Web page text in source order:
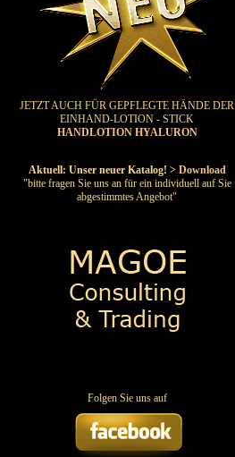
JETZT AUCH FÜR GEPFLEGTE HÄNDE DER
EINHAND-LOTION - STICK
HANDLOTION HYALURON
Aktuell: Unser neuer Katalog! > Download
"bitte fragen Sie uns an für ein individuell auf Sie
abgestimmtes Angebot"
Folgen Sie uns auf